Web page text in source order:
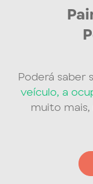
Poderá saber
veículo, a
muito